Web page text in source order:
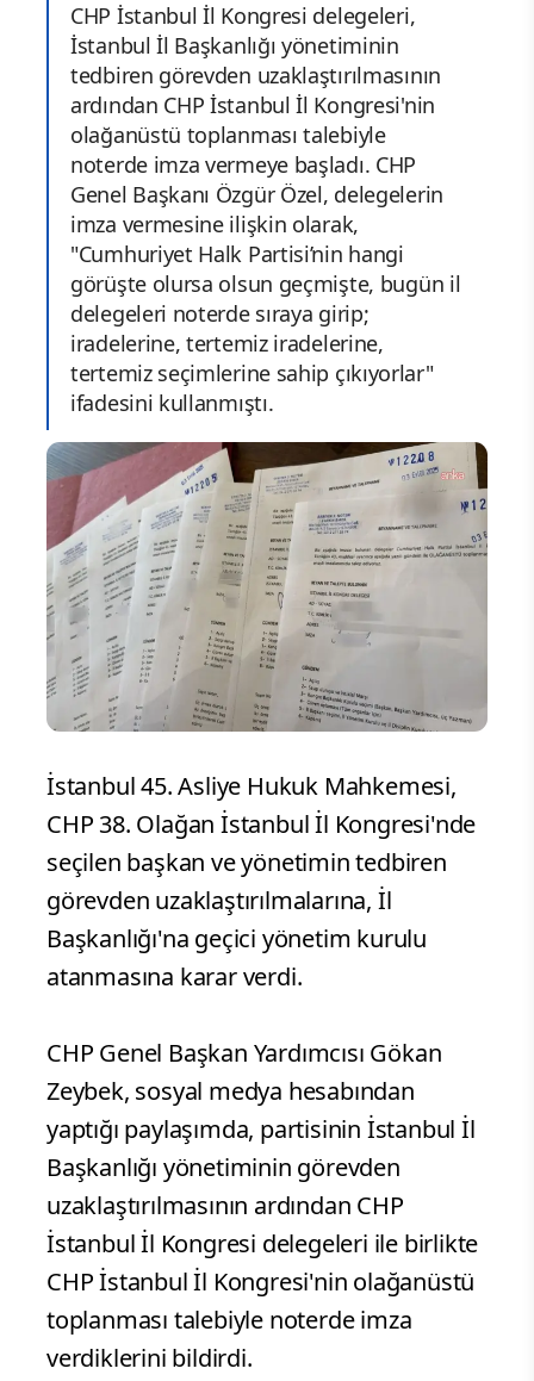
CHP İstanbul İl Kongresi delegeleri,
İstanbul İl Başkanlığı yönetiminin
tedbiren görevden uzaklaştırılmasının
ardından CHP İstanbul İl Kongresi'nin
olağanüstü toplanması talebiyle
noterde imza vermeye başladı. CHP
Genel Başkanı Özgür Özel, delegelerin
imza vermesine ilişkin olarak,
"Cumhuriyet Halk Partisi’nin hangi
görüşte olursa olsun geçmişte, bugün il
delegeleri noterde sıraya girip;
iradelerine, tertemiz iradelerine,
tertemiz seçimlerine sahip çıkıyorlar"
ifadesini kullanmıştı.
İstanbul 45. Asliye Hukuk Mahkemesi,
CHP 38. Olağan İstanbul İl Kongresi'nde
seçilen başkan ve yönetimin tedbiren
görevden uzaklaştırılmalarına, İl
Başkanlığı'na geçici yönetim kurulu
atanmasına karar verdi.
CHP Genel Başkan Yardımcısı Gökan
Zeybek, sosyal medya hesabından
yaptığı paylaşımda, partisinin İstanbul İl
Başkanlığı yönetiminin görevden
uzaklaştırılmasının ardından CHP
İstanbul İl Kongresi delegeleri ile birlikte
CHP İstanbul İl Kongresi'nin olağanüstü
toplanması talebiyle noterde imza
verdiklerini bildirdi.